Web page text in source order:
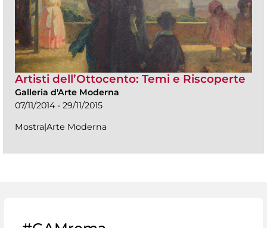
Artisti dell’Ottocento: Temi e Riscoperte
Galleria d'Arte Moderna
07/11/2014 - 29/11/2015
Mostra|Arte Moderna